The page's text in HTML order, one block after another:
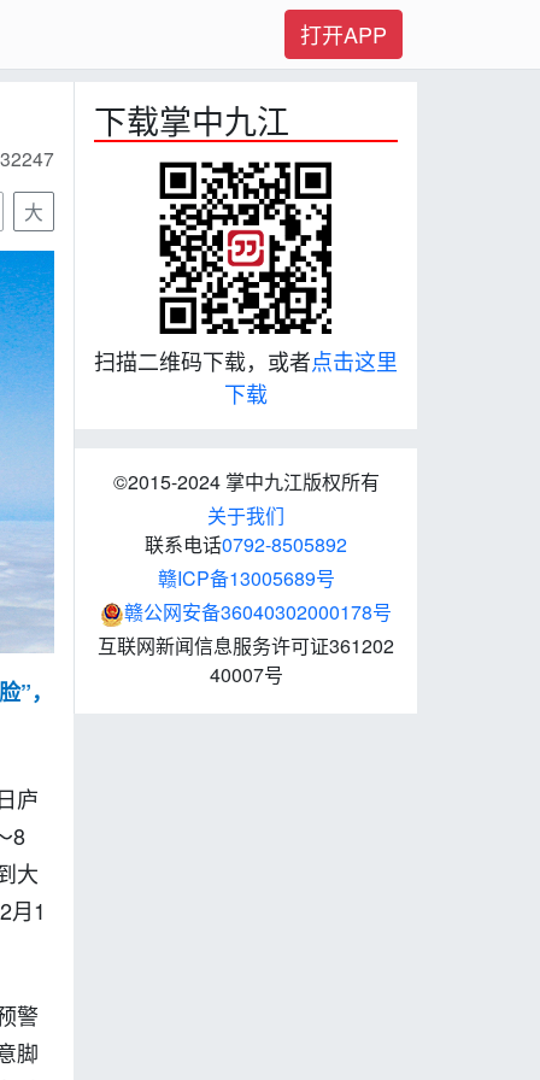
打开APP
大
”，
庐
8
大
月1
警
脚
下载掌中九江
扫描二维码下载，或者点击这里
下载
©2015-2024 掌中九江版权所有
关于我们
联系电话0792-8505892
赣ICP备13005689号
赣公网安备36040302000178号
互联网新闻信息服务许可证361202
40007号